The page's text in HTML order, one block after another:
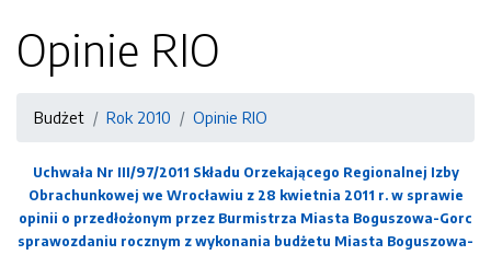
Opinie RIO
Budżet Rok 2010 Opinie RIO
Uchwała Nr III/97/2011 Składu Orzekającego Regionalnej Izby
Obrachunkowej we Wrocławiu z 28 kwietnia 2011 r. w sprawie
opinii o przedłożonym przez Burmistrza Miasta Boguszowa-Gorc
sprawozdaniu rocznym z wykonania budżetu Miasta Boguszowa-